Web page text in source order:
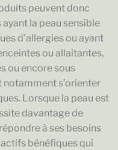
peuvent donc
la peau sensible
d’allergies ou ayant
ou allaitantes,
ou encore sous
s’orienter
Lorsque la peau est
davantage de
à ses besoins
bénéfiques qui